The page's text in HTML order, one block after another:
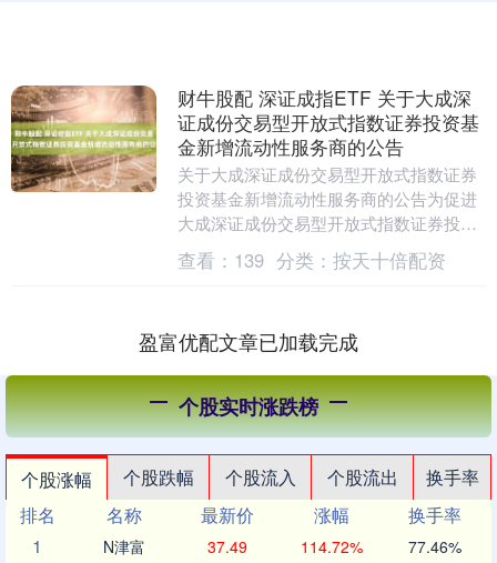
财牛股配 深证成指ETF 关于大成深
证成份交易型开放式指数证券投资基
金新增流动性服务商的公告
关于大成深证成份交易型开放式指数证券
投资基金新增流动性服务商的公告为促进
大成深证成份交易型开放式指数证券投资
基金（以下简称“深证成指ETF”）的市场流
动性和平稳....
查看： 139 分类： 按天十倍配资
盈富优配文章已加载完成
个股实时涨跌榜
个股涨幅 个股跌幅 个股流入 个股流出
换手率
排名
名称 最新价 涨幅
换手率
1
N津富 37.49 114.72% 77.46%